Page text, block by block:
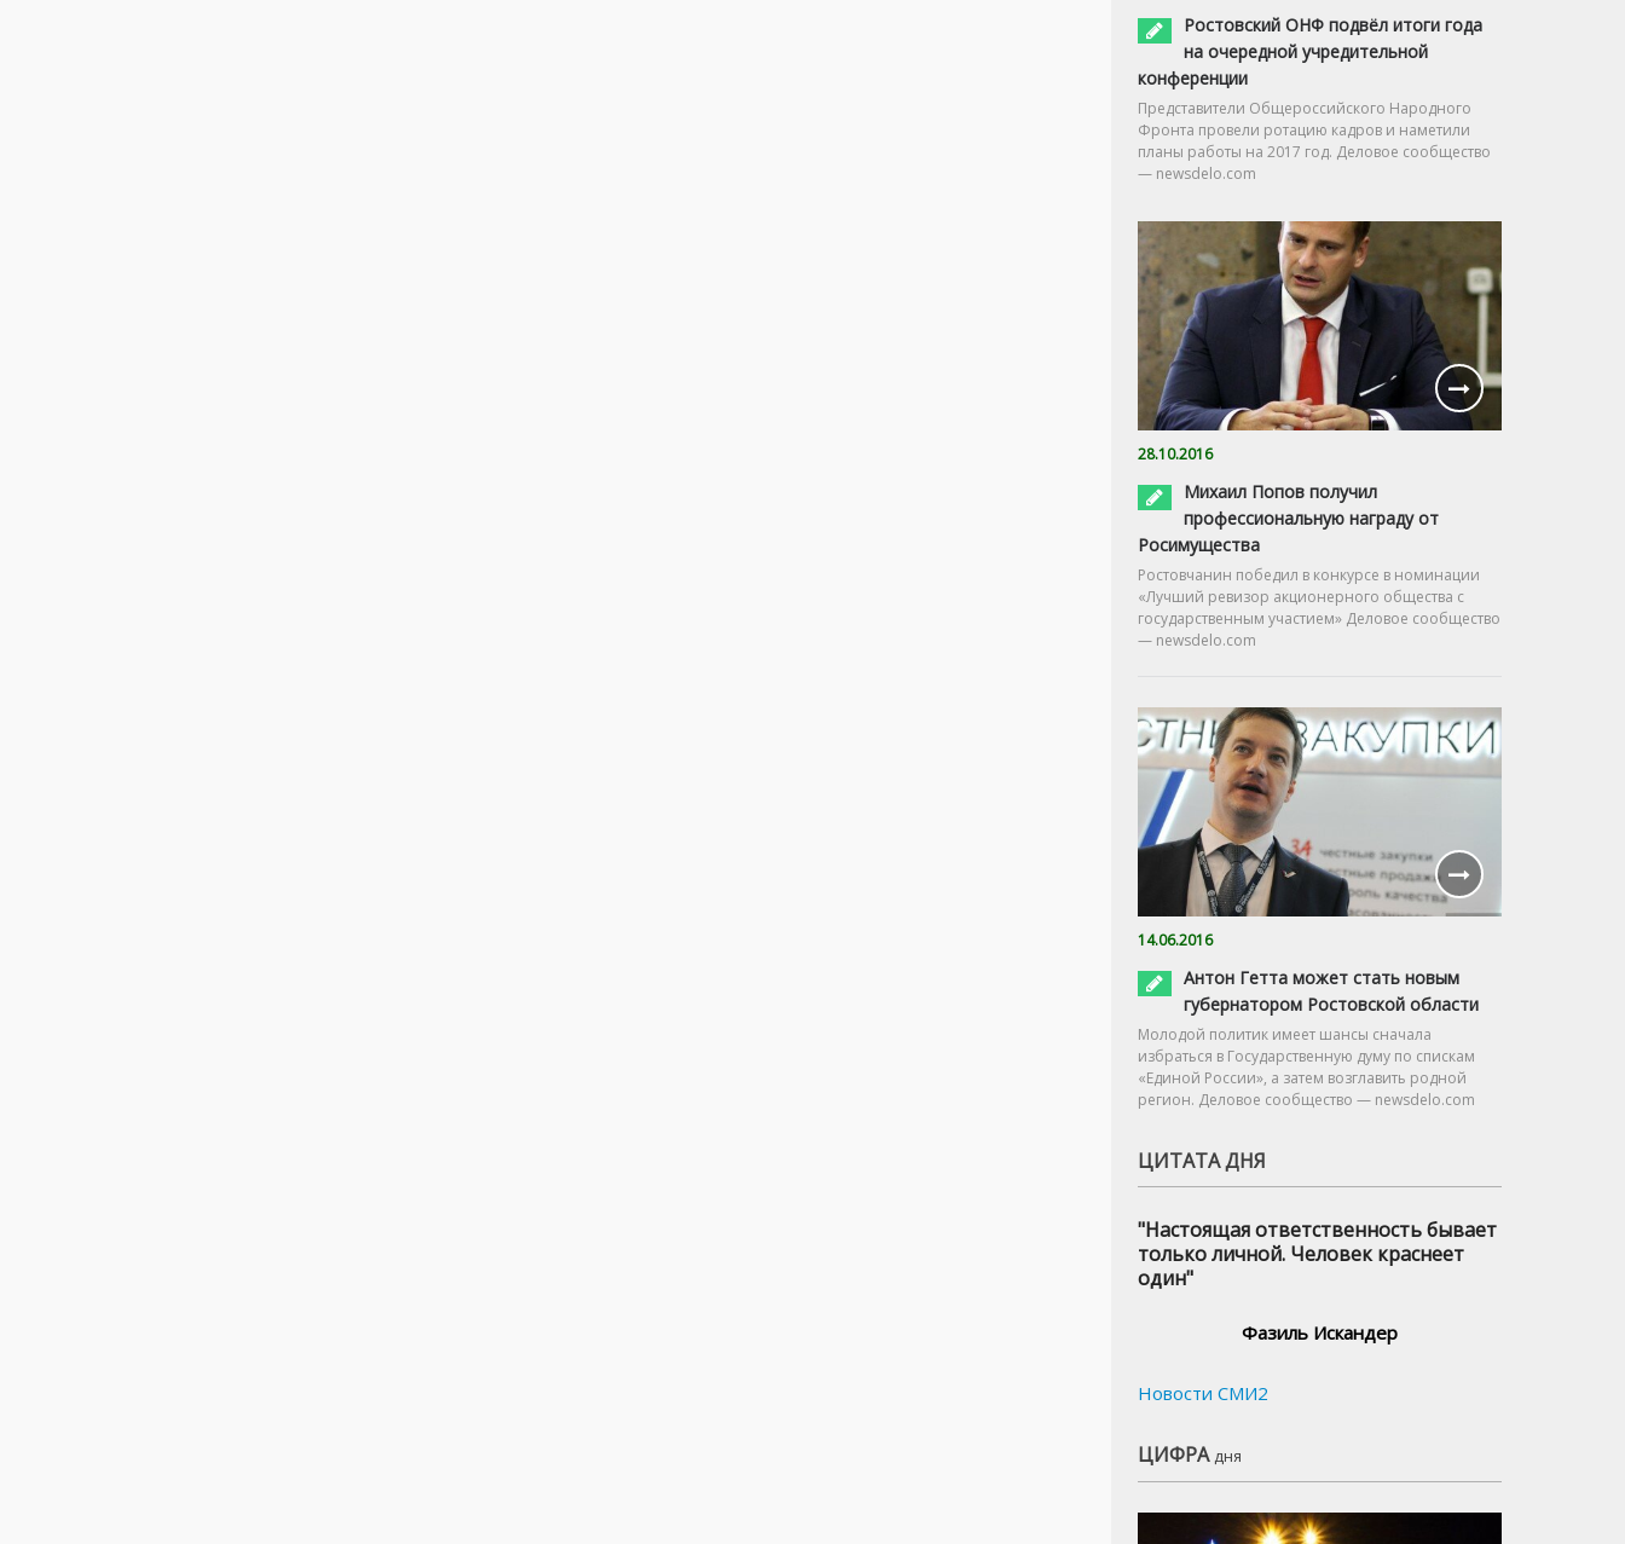
Ростовский ОНФ подвёл итоги года
на очередной учредительной
конференции
Представители Общероссийского Народного
Фронта провели ротацию кадров и наметили
планы работы на 2017 год. Деловое сообщество
— newsdelo.com
28.10.2016
Михаил Попов получил
профессиональную награду от
Росимущества
Ростовчанин победил в конкурсе в номинации
«Лучший ревизор акционерного общества с
государственным участием» Деловое сообщество
— newsdelo.com
14.06.2016
Антон Гетта может стать новым
губернатором Ростовской области
Молодой политик имеет шансы сначала
избраться в Государственную думу по спискам
«Единой России», а затем возглавить родной
регион. Деловое сообщество — newsdelo.com
ЦИТАТА ДНЯ
"Настоящая ответственность бывает
только личной. Человек краснеет
один"
Фазиль Искандер
Новости СМИ2
ЦИФРА дня